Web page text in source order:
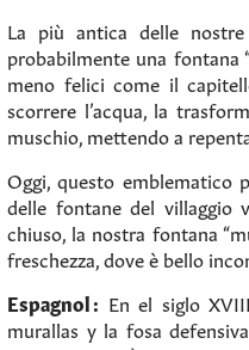
La più antica delle
probabilmente una fontana
meno felici come il
scorrere l’acqua, la
muschio, mettendo a
Oggi, questo emblematico
delle fontane del villaggio
chiuso, la nostra fontana
freschezza, dove è bello
Espagnol : En el siglo
murallas y la fosa